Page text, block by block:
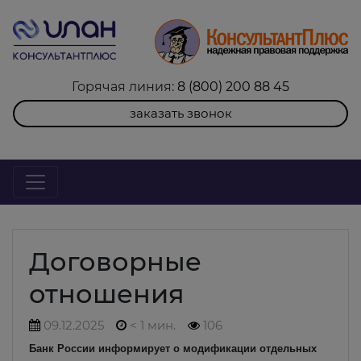
Горячая линия: 8 (800) 200 88 45
заказать звонок
Договорные
отношения
09.12.2025 < 1 мин. 106
Банк России информирует о модификации отдельных